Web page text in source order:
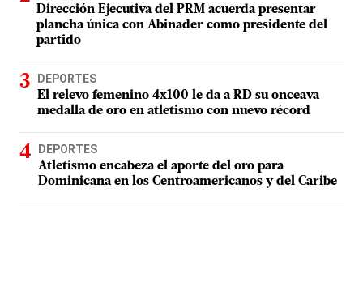
Dirección Ejecutiva del PRM acuerda presentar
plancha única con Abinader como presidente del
partido
DEPORTES
El relevo femenino 4x100 le da a RD su onceava
medalla de oro en atletismo con nuevo récord
DEPORTES
Atletismo encabeza el aporte del oro para
Dominicana en los Centroamericanos y del Caribe